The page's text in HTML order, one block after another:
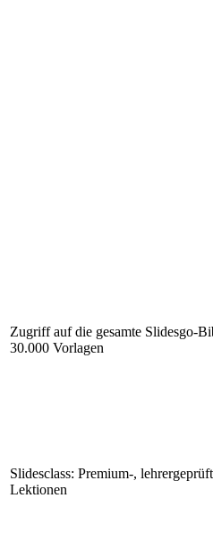
Zugriff auf die gesamte Slidesgo-
30.000 Vorlagen
Slidesclass: Premium-,
Lektionen